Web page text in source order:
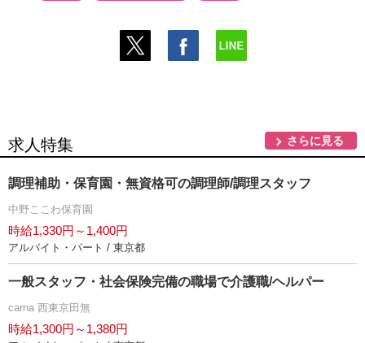
求人特集 さらに見る
調理補助・保育園・無資格可の調理師/調理スタッフ
中野ここわ保育園
時給1,330円～1,400円
アルバイト・パート / 東京都
一般スタッフ・社会保険完備の職場で介護職/ヘルパー
carna 西東京田無
時給1,300円～1,380円